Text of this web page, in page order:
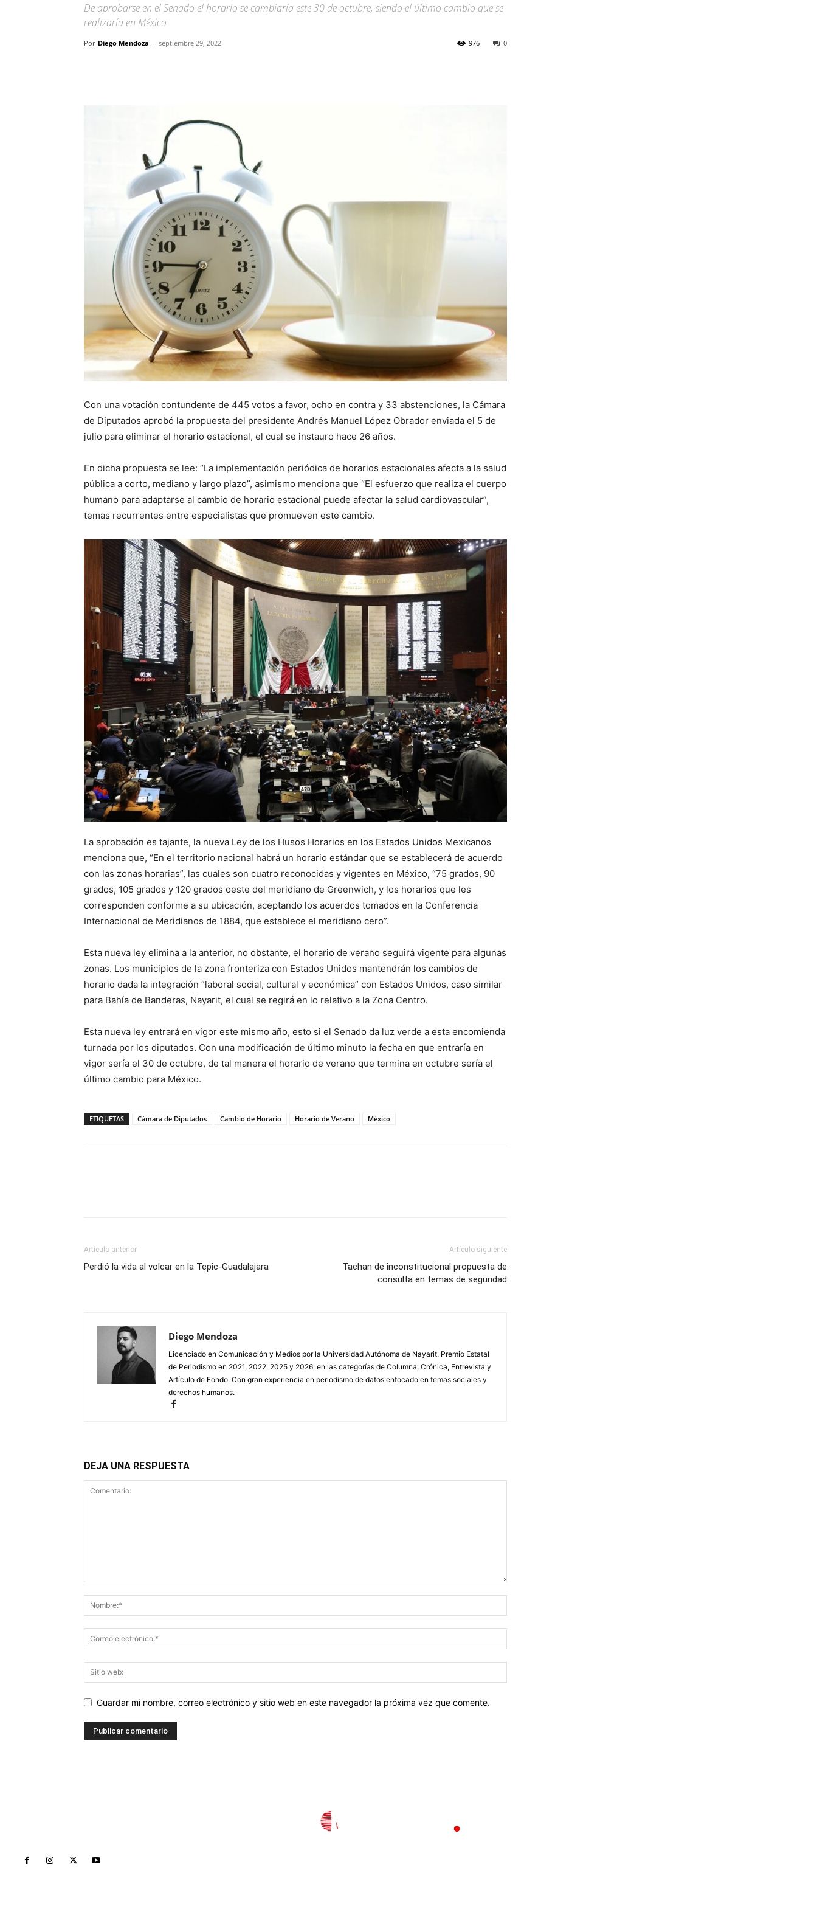
De aprobarse en el Senado el horario se cambiaría este 30 de octubre, siendo el último cambio que se
realizaría en México
Por Diego Mendoza - septiembre 29, 2022 0
976
Con una votación contundente de 445 votos a favor, ocho en contra y 33 abstenciones, la Cámara
de Diputados aprobó la propuesta del presidente Andrés Manuel López Obrador enviada el 5 de
julio para eliminar el horario estacional, el cual se instauro hace 26 años.
En dicha propuesta se lee: “La implementación periódica de horarios estacionales afecta a la salud
pública a corto, mediano y largo plazo”, asimismo menciona que “El esfuerzo que realiza el cuerpo
humano para adaptarse al cambio de horario estacional puede afectar la salud cardiovascular”,
temas recurrentes entre especialistas que promueven este cambio.
La aprobación es tajante, la nueva Ley de los Husos Horarios en los Estados Unidos Mexicanos
menciona que, “En el territorio nacional habrá un horario estándar que se establecerá de acuerdo
con las zonas horarias”, las cuales son cuatro reconocidas y vigentes en México, “75 grados, 90
grados, 105 grados y 120 grados oeste del meridiano de Greenwich, y los horarios que les
corresponden conforme a su ubicación, aceptando los acuerdos tomados en la Conferencia
Internacional de Meridianos de 1884, que establece el meridiano cero”.
Esta nueva ley elimina a la anterior, no obstante, el horario de verano seguirá vigente para algunas
zonas. Los municipios de la zona fronteriza con Estados Unidos mantendrán los cambios de
horario dada la integración “laboral social, cultural y económica” con Estados Unidos, caso similar
para Bahía de Banderas, Nayarit, el cual se regirá en lo relativo a la Zona Centro.
Esta nueva ley entrará en vigor este mismo año, esto si el Senado da luz verde a esta encomienda
turnada por los diputados. Con una modificación de último minuto la fecha en que entraría en
vigor sería el 30 de octubre, de tal manera el horario de verano que termina en octubre sería el
último cambio para México.
ETIQUETAS Cámara de Diputados Cambio de Horario Horario de Verano México
Artículo anterior
Perdió la vida al volcar en la Tepic-Guadalajara
Artículo siguiente
Tachan de inconstitucional propuesta de
consulta en temas de seguridad
Diego Mendoza
Licenciado en Comunicación y Medios por la Universidad Autónoma de Nayarit. Premio Estatal
de Periodismo en 2021, 2022, 2025 y 2026, en las categorías de Columna, Crónica, Entrevista y
Artículo de Fondo. Con gran experiencia en periodismo de datos enfocado en temas sociales y
derechos humanos.
DEJA UNA RESPUESTA
Guardar mi nombre, correo electrónico y sitio web en este navegador la próxima vez que comente.